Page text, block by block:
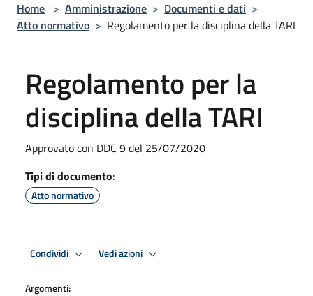
Home > Amministrazione > Documenti e dati >
Atto normativo > Regolamento per la disciplina della TARI
Regolamento per la
disciplina della TARI
Approvato con DDC 9 del 25/07/2020
Tipi di documento:
Atto normativo
Condividi Vedi azioni
Argomenti: